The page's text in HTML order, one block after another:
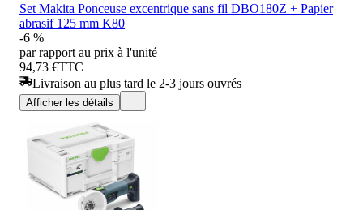
Set Makita Ponceuse excentrique sans fil DBO180Z + Papier
abrasif 125 mm K80
-6 %
par rapport au prix à l'unité
94,73 €TTC
Livraison au plus tard le 2-3 jours ouvrés
Afficher les détails